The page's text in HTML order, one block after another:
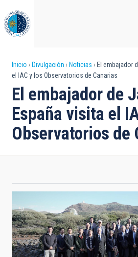
al
contenido
principal
Sobrescribir
enlaces
de
ayuda
a
Inicio Divulgación Noticias
El embajador
el IAC y los Observatorios de Canarias
El embajador de
España visita el
Observatorios de